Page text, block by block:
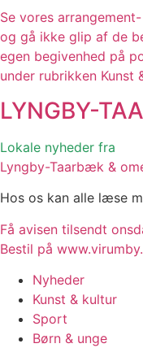
Se vores
og gå ikke glip af de
egen begivenhed på
under rubrikken Kunst
LYNGBY-
Lokale nyheder fra
Lyngby-Taarbæk &
Hos os kan alle læse
Få avisen tilsendt
Bestil på
Nyheder
Kunst & kultur
Sport
Børn & unge